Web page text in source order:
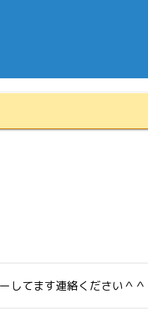
してます連絡ください＾＾